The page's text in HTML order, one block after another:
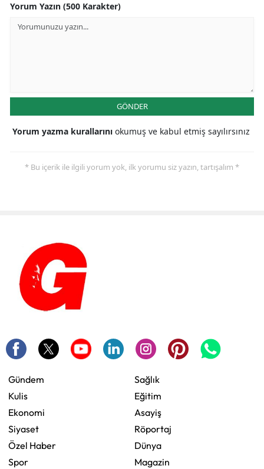
Yorum Yazın (500 Karakter)
GÖNDER
Yorum yazma kurallarını okumuş ve kabul etmiş sayılırsınız
* Bu içerik ile ilgili yorum yok, ilk yorumu siz yazın, tartışalım *
Gündem
Kulis
Ekonomi
Siyaset
Özel Haber
Spor
Sağlık
Eğitim
Asayiş
Röportaj
Dünya
Magazin